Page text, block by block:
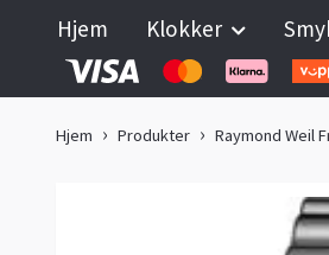
Hjem Klokker
Hjem Produkter Raymond Weil